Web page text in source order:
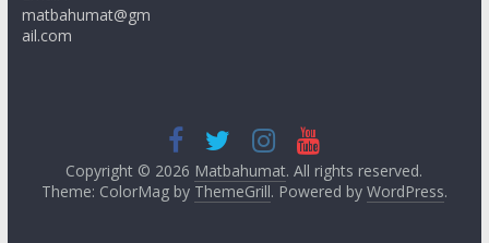
matbahumat@gm
ail.com
Copyright © 2026 Matbahumat. All rights reserved.
Theme: ColorMag by ThemeGrill. Powered by WordPress.